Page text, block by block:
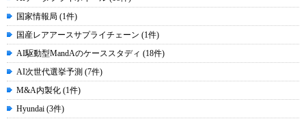
国家情報局 (1件)
国産レアアースサプライチェーン (1件)
AI駆動型MandAのケーススタディ (18件)
AI次世代選挙予測 (7件)
M&A内製化 (1件)
Hyundai (3件)